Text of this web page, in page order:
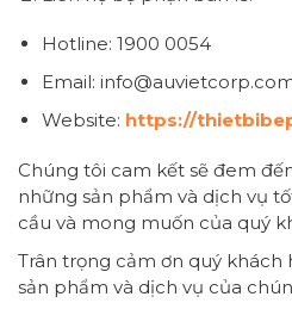
Hotline: 1900 0054
Email:
Website: https://
Chúng tôi cam kết sẽ đem
những sản phẩm và dịch vụ
cầu và mong muốn của quý
Trân trọng cảm ơn quý khách
sản phẩm và dịch vụ của